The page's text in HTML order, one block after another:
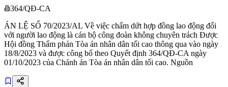
364/QĐ-CA
ÁN LỆ SỐ 70/2023/AL Về việc chấm dứt hợp đồng lao động đối
với người lao động là cán bộ công đoàn không chuyên trách Được
Hội đồng Thẩm phán Tòa án nhân dân tối cao thông qua vào ngày
18/8/2023 và được công bố theo Quyết định 364/QĐ-CA ngày
01/10/2023 của Chánh án Tòa án nhân dân tối cao. Nguồn